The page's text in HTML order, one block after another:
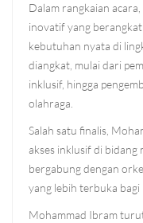
Dalam rangkaian
inovatif yang
kebutuhan nyata di
diangkat, mulai dari
inklusif, hingga
olahraga.
Salah satu finalis,
akses inklusif di bidang
bergabung dengan
yang lebih terbuka bagi
Mohammad Ibram